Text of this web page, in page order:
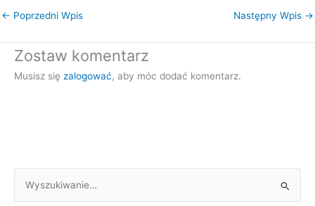
← Poprzedni Wpis Następny Wpis →
Zostaw komentarz
Musisz się zalogować, aby móc dodać komentarz.